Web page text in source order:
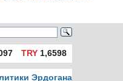
TRY1,6598
Эрдогана